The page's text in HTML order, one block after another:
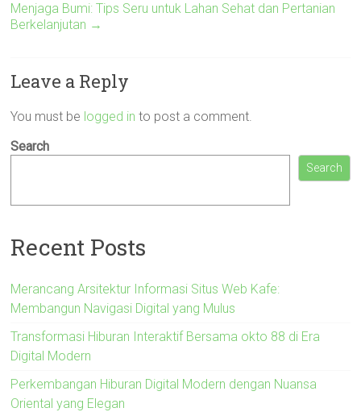
Menjaga Bumi: Tips Seru untuk Lahan Sehat dan Pertanian
Berkelanjutan →
Leave a Reply
You must be logged in to post a comment.
Search
Search
Recent Posts
Merancang Arsitektur Informasi Situs Web Kafe:
Membangun Navigasi Digital yang Mulus
Transformasi Hiburan Interaktif Bersama okto 88 di Era
Digital Modern
Perkembangan Hiburan Digital Modern dengan Nuansa
Oriental yang Elegan